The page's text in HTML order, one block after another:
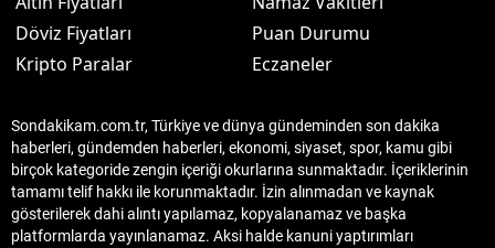
Döviz Fiyatları
Kripto Paralar
Puan Durumu
Eczaneler
Sondakikam.com.tr, Türkiye ve dünya gündeminden son dakika
haberleri, gündemden haberleri, ekonomi, siyaset, spor, kamu gibi
birçok kategoride zengin içeriği okurlarına sunmaktadır. İçeriklerinin
tamamı telif hakkı ile korunmaktadır. İzin alınmadan ve kaynak
gösterilerek dahi alıntı yapılamaz, kopyalanamaz ve başka
platformlarda yayınlanamaz. Aksi halde kanuni yaptırımları